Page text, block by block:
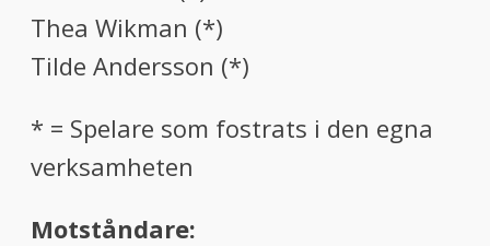
Thea Wikman (*)
Tilde Andersson (*)
* = Spelare som fostrats i den egna
verksamheten
Motståndare: